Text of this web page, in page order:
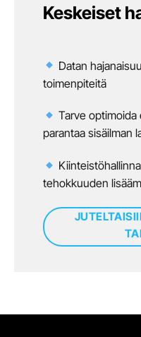
Keskeiset
Datan
toimenpiteitä
Tarve
parantaa sisäilman
tehokkuuden